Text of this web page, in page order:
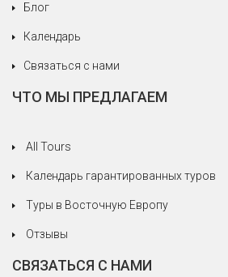
Блог
Календарь
Связаться с нами
ЧТО МЫ ПРЕДЛАГАЕМ
All Tours
Календарь гарантированных туров
Туры в Восточную Европу
Отзывы
СВЯЗАТЬСЯ С НАМИ